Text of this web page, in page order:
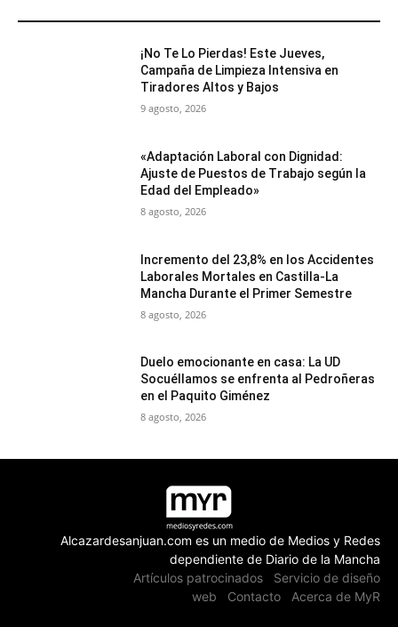
¡No Te Lo Pierdas! Este Jueves,
Campaña de Limpieza Intensiva en
Tiradores Altos y Bajos
9 agosto, 2026
«Adaptación Laboral con Dignidad:
Ajuste de Puestos de Trabajo según la
Edad del Empleado»
8 agosto, 2026
Incremento del 23,8% en los Accidentes
Laborales Mortales en Castilla-La
Mancha Durante el Primer Semestre
8 agosto, 2026
Duelo emocionante en casa: La UD
Socuéllamos se enfrenta al Pedroñeras
en el Paquito Giménez
8 agosto, 2026
Alcazardesanjuan.com es un medio de Medios y Redes
dependiente de Diario de la Mancha
Artículos patrocinados
Servicio de diseño
web
Contacto Acerca de MyR